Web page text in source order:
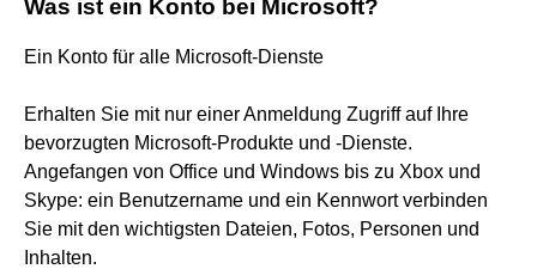
Was ist ein Konto bei Microsoft?
Ein Konto für alle Microsoft-Dienste
Erhalten Sie mit nur einer Anmeldung Zugriff auf Ihre
bevorzugten Microsoft-Produkte und -Dienste.
Angefangen von Office und Windows bis zu Xbox und
Skype: ein Benutzername und ein Kennwort verbinden
Sie mit den wichtigsten Dateien, Fotos, Personen und
Inhalten.